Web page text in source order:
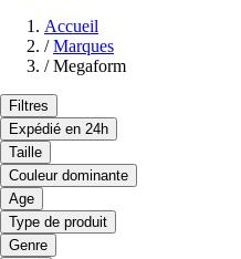
Accueil
/ Marques
/ Megaform
Filtres
Expédié en 24h
Taille
Couleur dominante
Age
Type de produit
Genre